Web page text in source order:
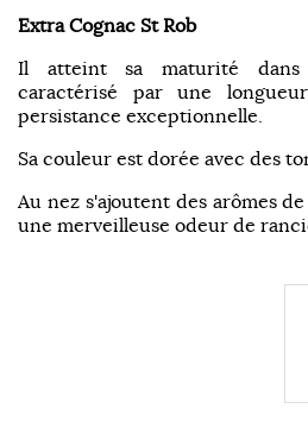
Extra Cognac St Rob
Il atteint sa maturité dans
caractérisé par une
persistance exceptionnelle.
Sa couleur est dorée avec des
Au nez s'ajoutent des arômes
une merveilleuse odeur de